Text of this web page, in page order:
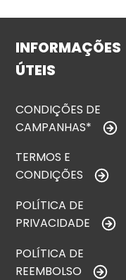
INFORMAÇÕES
ÚTEIS
CONDIÇÕES DE
CAMPANHAS*
TERMOS E
CONDIÇÕES
POLÍTICA DE
PRIVACIDADE
POLÍTICA DE
REEMBOLSO